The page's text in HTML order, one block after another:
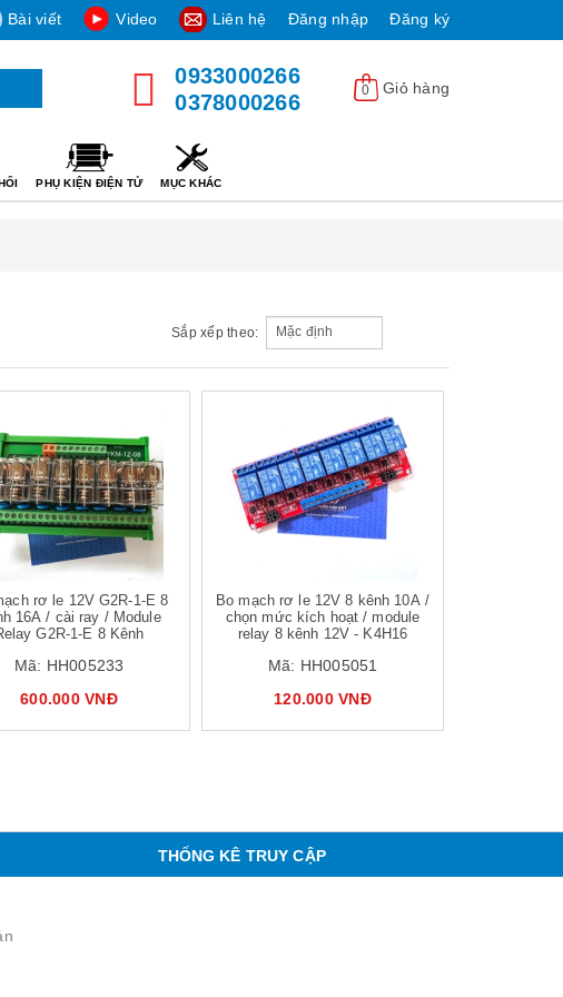
Bài viết Video Liên hệ Đăng nhập Đăng ký
0933000266
0378000266
0 Giỏ hàng
PHỤ KIỆN ĐIỆN TỬ MỤC KHÁC
Sắp xếp theo:
rơ le 12V G2R-1-E 8
16A / cài ray / Module
G2R-1-E 8 Kênh
Mã: HH005233
600.000 VNĐ
Bo mạch rơ le 12V 8 kênh 10A /
chọn mức kích hoạt / module
relay 8 kênh 12V - K4H16
Mã: HH005051
120.000 VNĐ
THỐNG KÊ TRUY CẬP